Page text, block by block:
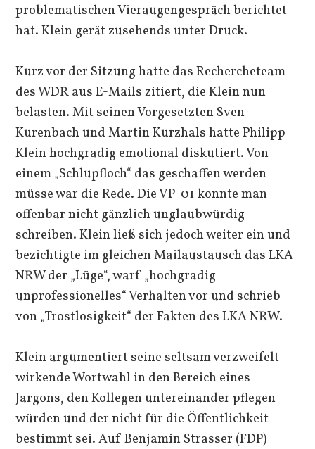
problematischen Vieraugengespräch berichtet
hat. Klein gerät zusehends unter Druck.
Kurz vor der Sitzung hatte das Rechercheteam
des WDR aus E-Mails zitiert, die Klein nun
belasten. Mit seinen Vorgesetzten Sven
Kurenbach und Martin Kurzhals hatte Philipp
Klein hochgradig emotional diskutiert. Von
einem „Schlupfloch“ das geschaffen werden
müsse war die Rede. Die VP-01 konnte man
offenbar nicht gänzlich unglaubwürdig
schreiben. Klein ließ sich jedoch weiter ein und
bezichtigte im gleichen Mailaustausch das LKA
NRW der „Lüge“, warf „hochgradig
unprofessionelles“ Verhalten vor und schrieb
von „Trostlosigkeit“ der Fakten des LKA NRW.
Klein argumentiert seine seltsam verzweifelt
wirkende Wortwahl in den Bereich eines
Jargons, den Kollegen untereinander pflegen
würden und der nicht für die Öffentlichkeit
bestimmt sei. Auf Benjamin Strasser (FDP)